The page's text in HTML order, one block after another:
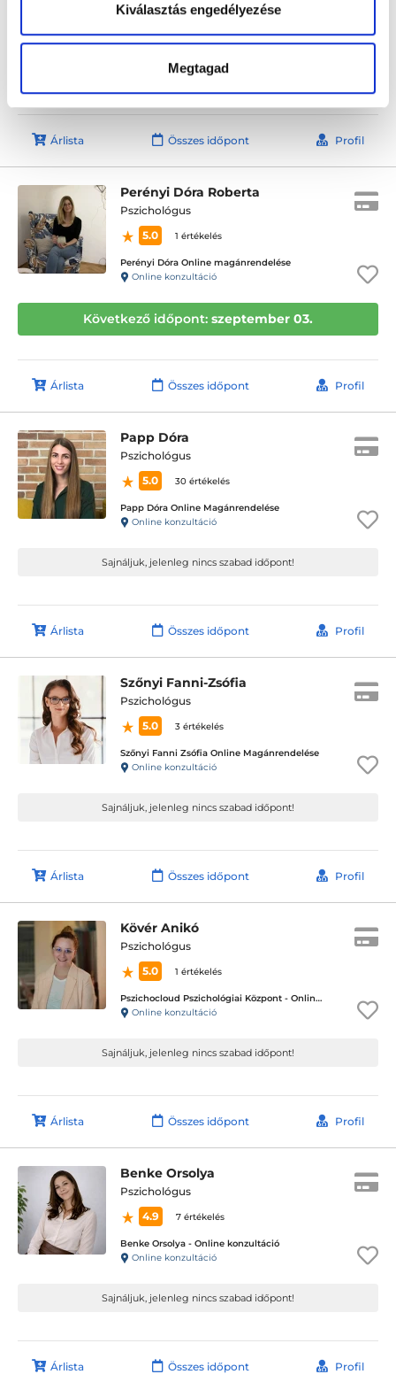
Kiválasztás engedélyezése
Megtagad
Következő időpont:szeptember 01.
Árlista Összes időpont Profil
Perényi Dóra Roberta
Pszichológus
5.0
1 értékelés
Perényi Dóra Online magánrendelése
Online konzultáció
Következő időpont: szeptember 03.
Árlista Összes időpont Profil
Papp Dóra
Pszichológus
5.0
30 értékelés
Papp Dóra Online Magánrendelése
Online konzultáció
Sajnáljuk, jelenleg nincs szabad időpont!
Árlista Összes időpont Profil
Szőnyi Fanni-Zsófia
Pszichológus
5.0
3 értékelés
Szőnyi Fanni Zsófia Online Magánrendelése
Online konzultáció
Sajnáljuk, jelenleg nincs szabad időpont!
Árlista Összes időpont Profil
Kövér Anikó
Pszichológus
5.0
1 értékelés
Pszichocloud Pszichológiai Központ - Online ügyfélfogadás
Online konzultáció
Sajnáljuk, jelenleg nincs szabad időpont!
Árlista Összes időpont Profil
Benke Orsolya
Pszichológus
4.9
7 értékelés
Benke Orsolya - Online konzultáció
Online konzultáció
Sajnáljuk, jelenleg nincs szabad időpont!
Árlista Összes időpont Profil